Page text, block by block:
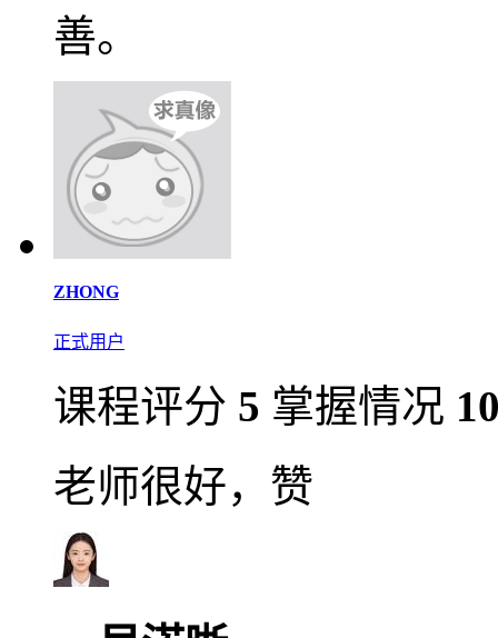
善。
ZHONG
正式用户
课程评分 5 掌握情况
老师很好，赞